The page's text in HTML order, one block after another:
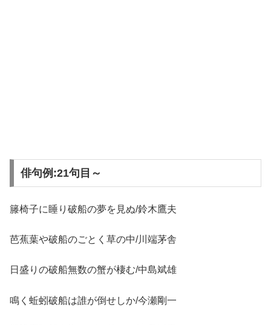
俳句例:21句目～
籐椅子に睡り破船の夢を見ぬ/鈴木鷹夫
芭蕉葉や破船のごとく草の中/川端茅舎
日盛りの破船無数の蟹が棲む/中島斌雄
鳴く蚯蚓破船は誰が倒せしか/今瀬剛一